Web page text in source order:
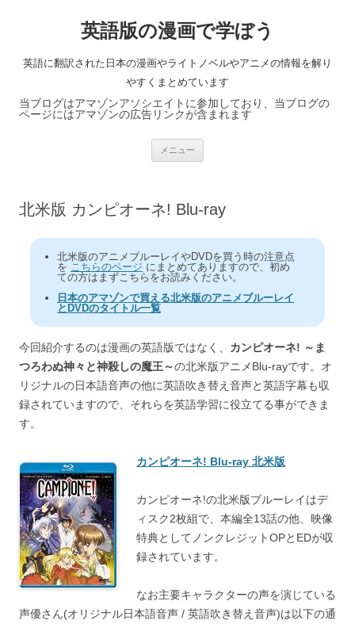
英語版の漫画で学ぼう
英語に翻訳された日本の漫画やライトノベルやアニメの情報を解り
やすくまとめています
当ブログはアマゾンアソシエイトに参加しており、当ブログの
ページにはアマゾンの広告リンクが含まれます
メニュー
ス
北米版 カンピオーネ! Blu-ray
北米版のアニメブルーレイやDVDを買う時の注意点
を こちらのページ にまとめてありますので、初め
ての方はまずこちらをお読みください。
日本のアマゾンで買える北米版のアニメブルーレイ
とDVDのタイトル一覧
今回紹介するのは漫画の英語版ではなく、 カンピオーネ! ～ま
つろわぬ神々と神殺しの魔王～の北米版アニメBlu-rayです。オ
リジナルの日本語音声の他に英語吹き替え音声と英語字幕も収
録されていますので、それらを英語学習に役立てる事ができま
す。
カンピオーネ! Blu-ray 北米版
カンピオーネ!の北米版ブルーレイはデ
ィスク2枚組で、本編全13話の他、映像
特典としてノンクレジットOPとEDが収
録されています。
なお主要キャラクターの声を演じている
声優さん(オリジナル日本語音声 / 英語吹き替え音声)は以下の通